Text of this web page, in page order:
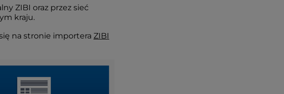
ZIBI oraz przez sieć
kraju.
na stronie importera ZIBI